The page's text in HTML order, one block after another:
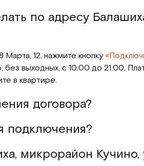
по адресу
Марта, 12, нажмите кнопку
выходных, с 10.00 до 21.00.
в квартире.
договора?
подключения?
микрорайон Кучино,